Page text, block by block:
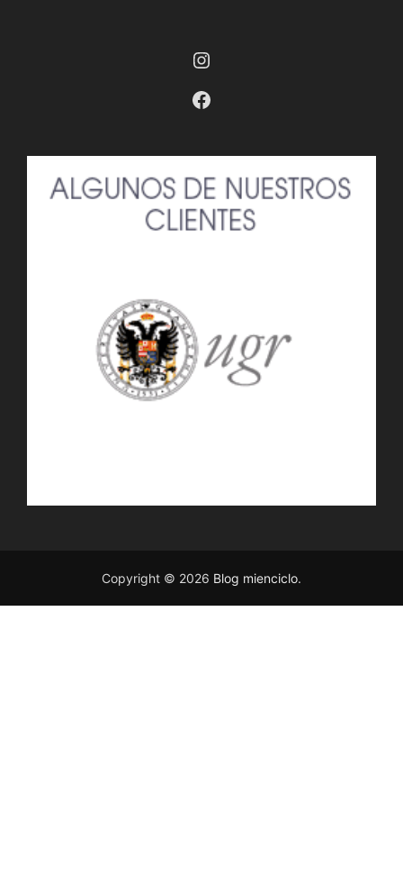
Instagram
Facebook
Copyright © 2026 Blog mienciclo.